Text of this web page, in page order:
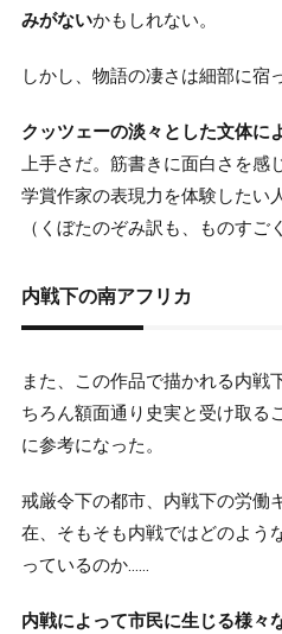
みがないかもしれない。
しかし、物語の凄さは細部に宿
クッツェーの淡々とした文体に
上手さだ。筋書きに面白さを感
学賞作家の表現力を体験したい
（くぼたのぞみ訳も、ものすご
内戦下の南アフリカ
また、この作品で描かれる内戦
ちろん額面通り史実と受け取る
に参考になった。
戒厳令下の都市、内戦下の労働
在、そもそも内戦ではどのよう
っているのか……
内戦によって市民に生じる様々